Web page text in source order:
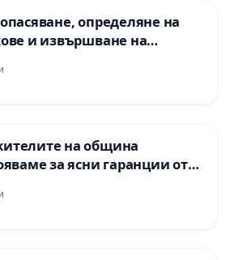
определяне на
и извършване на
на
път между пътен възел АМ
- с. Мирово - к.к.
на община
за ясни гаранции от
и от държавата, че ще се
екологични норми!